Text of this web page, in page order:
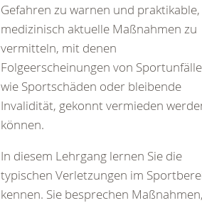
Gefahren zu warnen und praktikable,
medizinisch aktuelle Maßnahmen zu
vermitteln, mit denen
Folgeerscheinungen von
wie Sportschäden oder bleibende
Invalidität, gekonnt vermieden
können.
In diesem Lehrgang lernen Sie die
typischen Verletzungen im
kennen. Sie besprechen Maßnahmen,